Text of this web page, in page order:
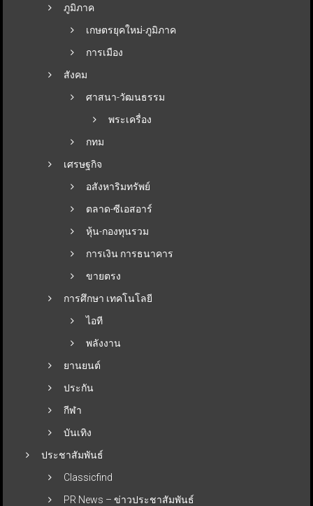
ภูมิภาค
เกษตรยุคใหม่-ภูมิภาค
การเมือง
สังคม
ศาสนา-วัฒนธรรม
พระเครื่อง
กทม
เศรษฐกิจ
อสังหาริมทรัพย์
ตลาด-ซีเอสอาร์
หุ้น-กองทุนรวม
การเงิน การธนาคาร
ขายตรง
การศึกษา เทคโนโลยี
ไอที
พลังงาน
ยานยนต์
ประกัน
กีฬา
บันเทิง
ประชาสัมพันธ์
Classicfind
PR News – ข่าวประชาสัมพันธ์